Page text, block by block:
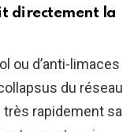
directement la
ou d’anti-limaces
du réseau
très rapidement sa